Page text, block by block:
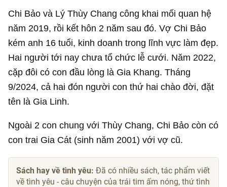
Chi Bảo và Lý Thùy Chang công khai mối quan hệ
năm 2019, rồi kết hôn 2 năm sau đó. Vợ Chi Bảo
kém anh 16 tuổi, kinh doanh trong lĩnh vực làm đẹp.
Hai người tới nay chưa tổ chức lễ cưới. Năm 2022,
cặp đôi có con đầu lòng là Gia Khang. Tháng
9/2024, cả hai đón người con thứ hai chào đời, đặt
tên là Gia Linh.
Ngoài 2 con chung với Thùy Chang, Chi Bảo còn có
con trai Gia Cát (sinh năm 2001) với vợ cũ.
Sách hay về tình yêu:Đã có nhiều sách, tác phẩm viết
về tình yêu - câu chuyện của trái tim ấm nóng, thứ tình